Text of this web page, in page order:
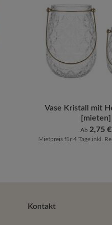
Wert
Vase Kristall mit
[mieten]
Regulärer
Ab 2,75 €
Mietpreis für 4 Tage inkl.
Kontakt